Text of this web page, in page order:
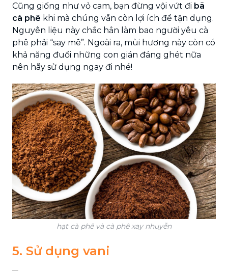
Cũng giống như vỏ cam, bạn đừng vội vứt đi bã
cà phê khi mà chúng vẫn còn lợi ích để tận dụng.
Nguyên liệu này chắc hẳn làm bao người yêu cà
phê phải “say mê”. Ngoài ra, mùi hương này còn có
khả năng đuổi những con gián đáng ghét nữa
nên hãy sử dụng ngay đi nhé!
hạt cà phê và cà phê xay nhuyễn
5. Sử dụng vani